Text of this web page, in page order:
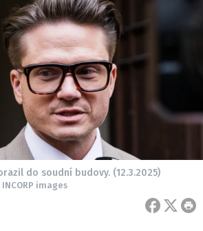
do soudní budovy. (12.3.2025)
images